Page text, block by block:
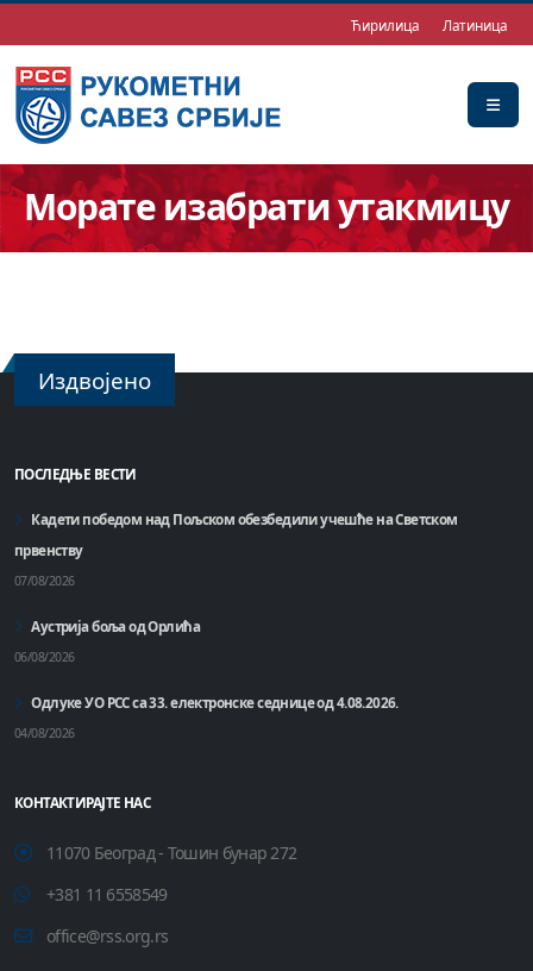
Ћирилица Латиница
Морате изабрати утакмицу
Издвојено
ПОСЛЕДЊЕ ВЕСТИ
Кадети победом над Пољском обезбедили учешће на Светском
првенству
07/08/2026
Аустрија боља од Орлића
06/08/2026
Одлуке УО РСС са 33. електронске седнице од 4.08.2026.
04/08/2026
КОНТАКТИРАЈТЕ НАС
11070 Београд - Тошин бунар 272
+381 11 6558549
office@rss.org.rs